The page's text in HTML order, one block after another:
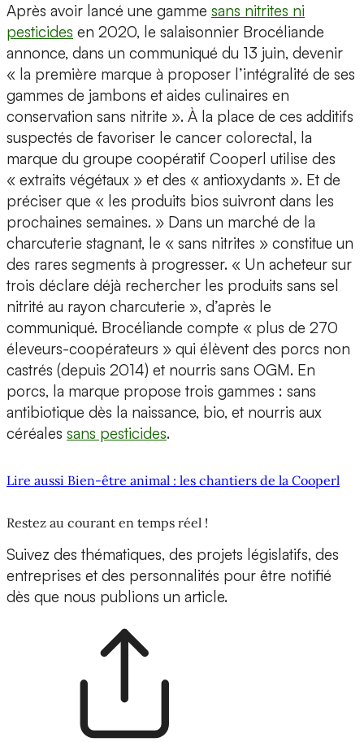
Après avoir lancé une gamme sans nitrites ni
pesticides en 2020, le salaisonnier Brocéliande
annonce, dans un communiqué du 13 juin, devenir
« la première marque à proposer l’intégralité de ses
gammes de jambons et aides culinaires en
conservation sans nitrite ». À la place de ces additifs
suspectés de favoriser le cancer colorectal, la
marque du groupe coopératif Cooperl utilise des
« extraits végétaux » et des « antioxydants ». Et de
préciser que « les produits bios suivront dans les
prochaines semaines. » Dans un marché de la
charcuterie stagnant, le « sans nitrites » constitue un
des rares segments à progresser. « Un acheteur sur
trois déclare déjà rechercher les produits sans sel
nitrité au rayon charcuterie », d’après le
communiqué. Brocéliande compte « plus de 270
éleveurs-coopérateurs » qui élèvent des porcs non
castrés (depuis 2014) et nourris sans OGM. En
porcs, la marque propose trois gammes : sans
antibiotique dès la naissance, bio, et nourris aux
céréales sans pesticides.
Lire aussi Bien-être animal : les chantiers de la Cooperl
Restez au courant en temps réel !
Suivez des thématiques, des projets législatifs, des
entreprises et des personnalités pour être notifié
dès que nous publions un article.